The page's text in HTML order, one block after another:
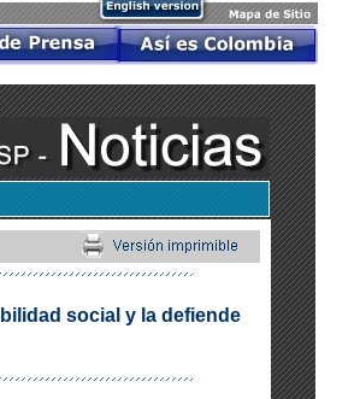
social y la defiende